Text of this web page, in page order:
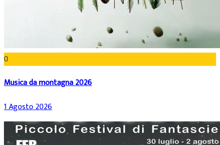
0
Musica da montagna 2026
1 Agosto 2026